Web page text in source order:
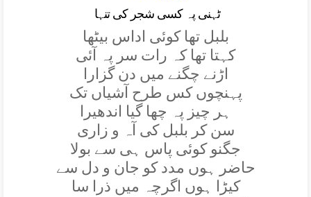
ٹہنی پہ کسی شجر کی تنہا
بلبل تھا کوئی اداس بيٹھا
کہتا تھا کہ رات سر پہ آئی
اڑنے چگنے ميں دن گزارا
پہنچوں کس طرح آشياں تک
ہر چيز پہ چھا گيا اندھيرا
سن کر بلبل کی آہ و زاری
جگنو کوئی پاس ہی سے بولا
حاضر ہوں مدد کو جان و دل سے
کيڑا ہوں اگرچہ ميں ذرا سا